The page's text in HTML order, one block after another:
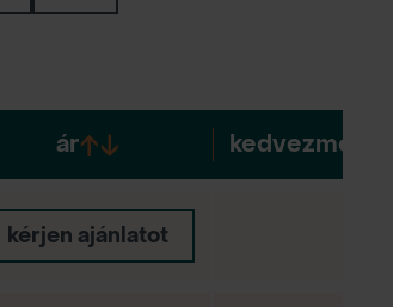
ár
kérjen ajánlatot